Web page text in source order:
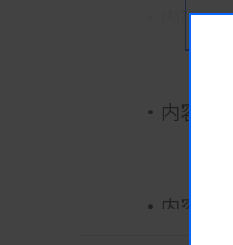
・内容1
・内容2
小林沙
・内容3